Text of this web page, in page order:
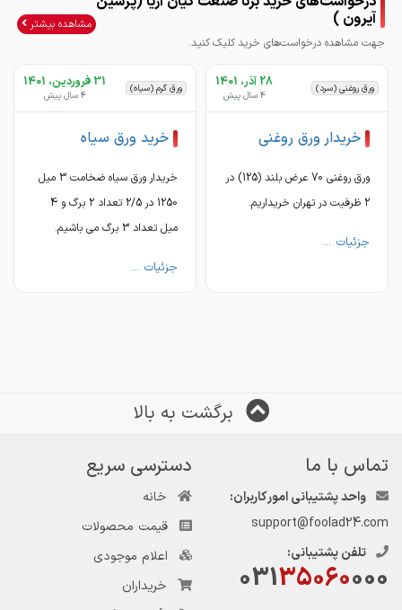
آیرون )
جهت مشاهده درخواست‌های خرید کلیک کنید.
مشاهده بیشتر
ورق روغنی (سرد) 28 آذر، 1401
4 سال پیش
خریدار ورق روغنی
ورق روغنی 70 عرض بلند (125) در
2 ظرفیت در تهران خریداریم.
جزئیات ...
ورق گرم (سیاه) 31 فروردین، 1401
4 سال پیش
خرید ورق سیاه
خریدار ورق سیاه ضخامت 3 میل
1250 در 2/5 تعداد 2 برگ و 4
میل تعداد 3 برگ می باشیم.
جزئیات ...
برگشت به بالا
تماس با ما
واحد پشتیبانی امور کاربران:
support@foolad24.com
تلفن پشتیبانی:
03135060000
دسترسی سریع
خانه
قیمت محصولات
اعلام موجودی
خریداران